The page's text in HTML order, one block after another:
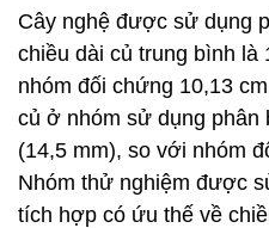
Cây nghệ được sử dụng
chiều dài củ trung bình
nhóm đối chứng 10,13
củ ở nhóm sử dụng phân
(14,5 mm), so với nhóm
Nhóm thử nghiệm được
tích hợp có ứu thế về